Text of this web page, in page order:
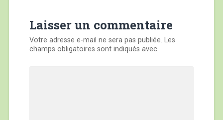
Laisser un commentaire
Votre adresse e-mail ne sera pas publiée. Les
champs obligatoires sont indiqués avec